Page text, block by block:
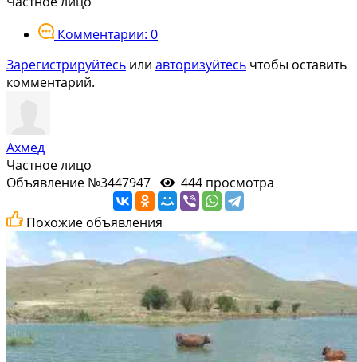
Комментарии: 0
Зарегистрируйтесь или авторизуйтесь чтобы оставить
комментарий.
Ахмед
Частное лицо
Объявление №3447947
444 просмотра
Похожие объявления